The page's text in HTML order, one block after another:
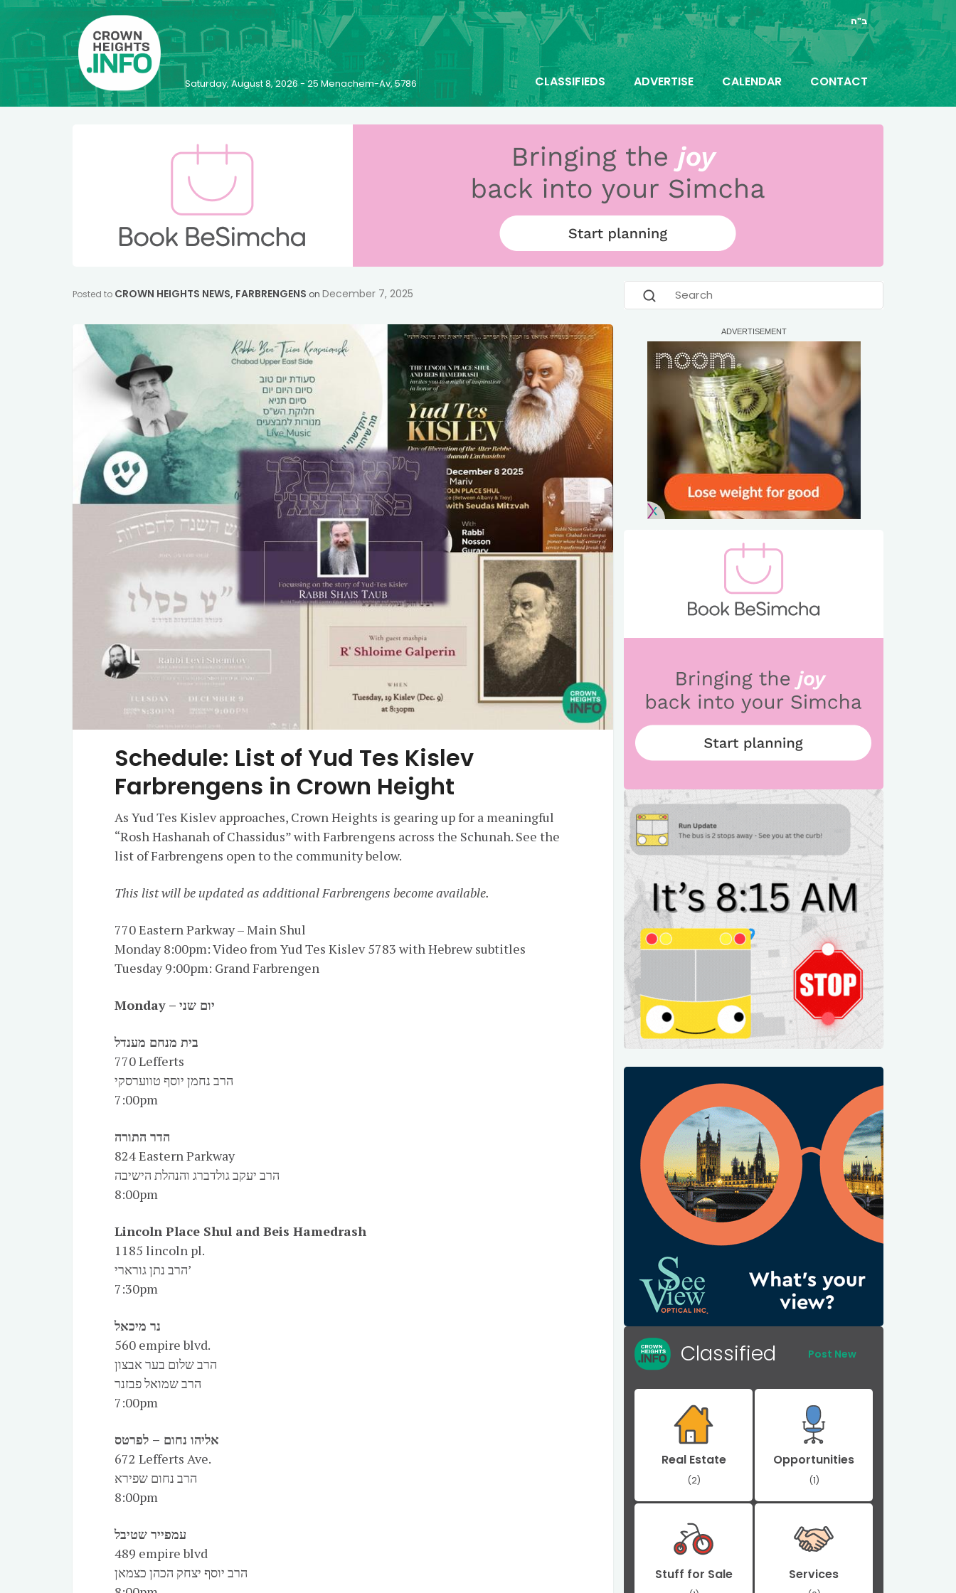
ב"ה
Saturday, August 8, 2026 - 25 Menachem-Av, 5786 CLASSIFIEDS ADVERTISE CALENDAR CONTACT
Posted to CROWN HEIGHTS NEWS, FARBRENGENS on December 7, 2025
Schedule: List of Yud Tes Kislev
Farbrengens in Crown Height
As Yud Tes Kislev approaches, Crown Heights is gearing up for a meaningful
“Rosh Hashanah of Chassidus” with Farbrengens across the Schunah. See the
list of Farbrengens open to the community below.
This list will be updated as additional Farbrengens become available.
770 Eastern Parkway – Main Shul
Monday 8:00pm: Video from Yud Tes Kislev 5783 with Hebrew subtitles
Tuesday 9:00pm: Grand Farbrengen
Monday – יום שני
בית מנחם מענדל
770 Lefferts
הרב נחמן יוסף טווערסקי
7:00pm
הדר התורה
824 Eastern Parkway
הרב יעקב גולדברג והנהלת הישיבה
8:00pm
Lincoln Place Shul and Beis Hamedrash
1185 lincoln pl.
הרב נתן גורארי’
7:30pm
נר מיכאל
560 empire blvd.
הרב שלום בער אבצון
הרב שמואל פבזנר
7:00pm
אליהו נחום – לפרטס
672 Lefferts Ave.
הרב נחום שפירא
8:00pm
עמפייר שטיבל
489 empire blvd
הרב יוסף יצחק הכהן כצמאן
Classified Post New
Real Estate
(2)
Opportunities
(1)
Stuff for Sale Services